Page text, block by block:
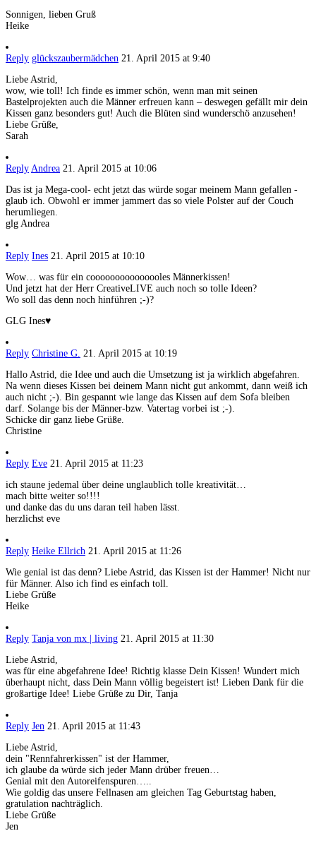
Sonnigen, lieben Gruß
Heike
Reply glückszaubermädchen 21. April 2015 at 9:40
Liebe Astrid,
wow, wie toll! Ich finde es immer schön, wenn man mit seinen
Bastelprojekten auch die Männer erfreuen kann – deswegen gefällt mir dein
Kissen ganz besonders gut! Auch die Blüten sind wunderschö anzusehen!
Liebe Grüße,
Sarah
Reply Andrea 21. April 2015 at 10:06
Das ist ja Mega-cool- echt jetzt das würde sogar meinem Mann gefallen -
glaub ich. Obwohl er immer jammert das so viele Polster auf der Couch
herumliegen.
glg Andrea
Reply Ines 21. April 2015 at 10:10
Wow… was für ein cooooooooooooooles Männerkissen!
Und jetzt hat der Herr CreativeLIVE auch noch so tolle Ideen?
Wo soll das denn noch hinführen ;-)?
GLG Ines♥
Reply Christine G. 21. April 2015 at 10:19
Hallo Astrid, die Idee und auch die Umsetzung ist ja wirklich abgefahren.
Na wenn dieses Kissen bei deinem Mann nicht gut ankommt, dann weiß ich
auch nicht ;-). Bin gespannt wie lange das Kissen auf dem Sofa bleiben
darf. Solange bis der Männer-bzw. Vatertag vorbei ist ;-).
Schicke dir ganz liebe Grüße.
Christine
Reply Eve 21. April 2015 at 11:23
ich staune jedemal über deine unglaublich tolle kreativität…
mach bitte weiter so!!!!
und danke das du uns daran teil haben lässt.
herzlichst eve
Reply Heike Ellrich 21. April 2015 at 11:26
Wie genial ist das denn? Liebe Astrid, das Kissen ist der Hammer! Nicht nur
für Männer. Also ich find es einfach toll.
Liebe Grüße
Heike
Reply Tanja von mx | living 21. April 2015 at 11:30
Liebe Astrid,
was für eine abgefahrene Idee! Richtig klasse Dein Kissen! Wundert mich
überhaupt nicht, dass Dein Mann völlig begeistert ist! Lieben Dank für die
großartige Idee! Liebe Grüße zu Dir, Tanja
Reply Jen 21. April 2015 at 11:43
Liebe Astrid,
dein "Rennfahrerkissen" ist der Hammer,
ich glaube da würde sich jeder Mann drüber freuen…
Genial mit den Autoreifenspuren…..
Wie goldig das unsere Fellnasen am gleichen Tag Geburtstag haben,
gratulation nachträglich.
Liebe Grüße
Jen